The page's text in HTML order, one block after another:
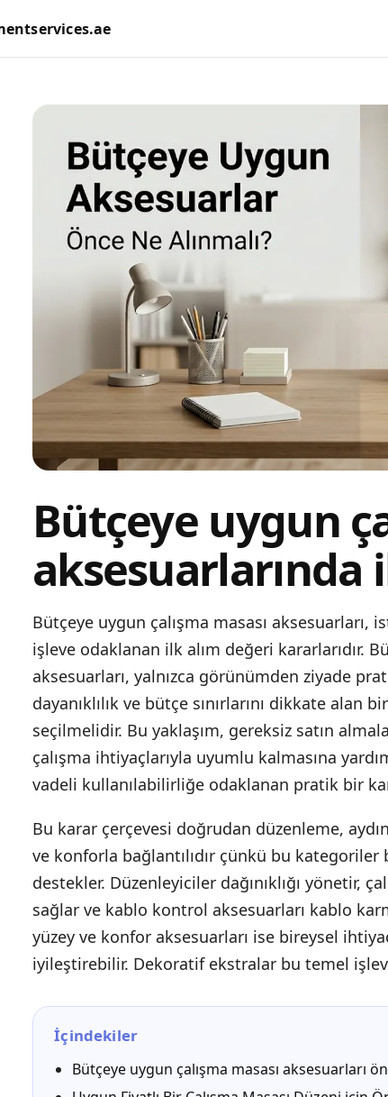
Bütçeye uygun
aksesuarlarında
Bütçeye uygun çalışma masası aksesuarları,
işleve odaklanan ilk alım değeri kararlarıdır.
aksesuarları, yalnızca görünümden ziyade
dayanıklılık ve bütçe sınırlarını dikkate alan
seçilmelidir. Bu yaklaşım, gereksiz satın
çalışma ihtiyaçlarıyla uyumlu kalmasına
vadeli kullanılabilirliğe odaklanan pratik bir
Bu karar çerçevesi doğrudan düzenleme,
ve konforla bağlantılıdır çünkü bu kategoriler
destekler. Düzenleyiciler dağınıklığı yönetir,
sağlar ve kablo kontrol aksesuarları kablo
yüzey ve konfor aksesuarları ise bireysel
iyileştirebilir. Dekoratif ekstralar bu temel
İçindekiler
Bütçeye uygun çalışma masası aksesuarları